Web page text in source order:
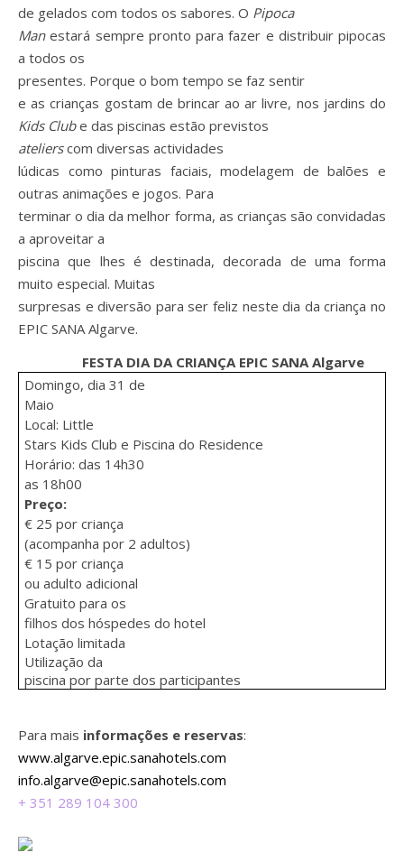
de gelados com todos os sabores. O Pipoca
Manestará sempre pronto para fazer e distribuir pipocas
a todos os
presentes. Porque o bom tempo se faz sentir
e as crianças gostam de brincar ao ar livre, nos jardins do
Kids Clube das piscinas estão previstos
atelierscom diversas actividades
lúdicas como pinturas faciais, modelagem de balões e
outras animações e jogos. Para
terminar o dia da melhor forma, as crianças são convidadas
a aproveitar a
piscina que lhes é destinada, decorada de uma forma
muito especial. Muitas
surpresas e diversão para ser feliz neste dia da criança no
EPIC SANA Algarve.
FESTA DIA DA CRIANÇA EPIC SANA Algarve
Domingo, dia 31 de
Maio
Local: Little
Stars Kids Club e Piscina do Residence
Horário: das 14h30
as 18h00
Preço:
€ 25 por criança
(acompanha por 2 adultos)
€ 15 por criança
ou adulto adicional
Gratuito para os
filhos dos hóspedes do hotel
Lotação limitada
Utilização da
piscina por parte dos participantes
Para mais informações e reservas:
www.algarve.epic.sanahotels.com
info.algarve@epic.sanahotels.com
+ 351 289 104 300